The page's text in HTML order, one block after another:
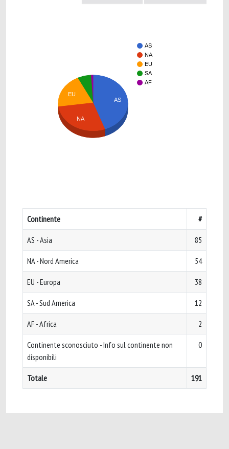
AS
NA
EU
SA
AF
AS
EU
NA
Continente #
AS - Asia 85
NA - Nord America 54
EU - Europa 38
SA - Sud America 12
AF - Africa 2
Continente sconosciuto - Info sul continente non
disponibili
0
Totale 191